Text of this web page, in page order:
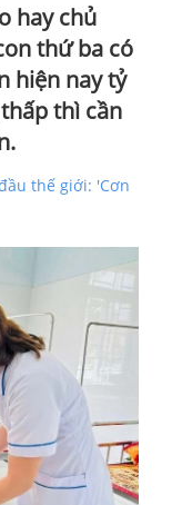
hay chủ
thứ ba có
hiện nay tỷ
thì cần
thế giới: 'Cơn